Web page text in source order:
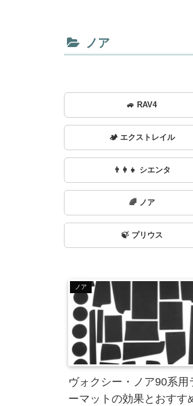
ノア
🚙 RAV4
🏕️ エクストレイル
👨‍👩‍👧 シエンタ
🌈 ノア
🍃 プリウス
ノア
ヴォクシー・ノア90系用
ーマットの効果とおすす